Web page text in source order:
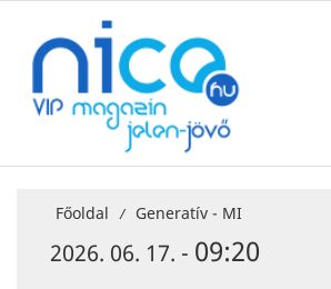
Főoldal / Generatív - MI
2026. 06. 17. - 09:20